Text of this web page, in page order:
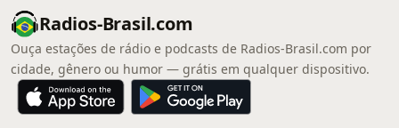
Radios-Brasil.com
Ouça estações de rádio e podcasts de Radios-Brasil.com por
cidade, gênero ou humor — grátis em qualquer dispositivo.